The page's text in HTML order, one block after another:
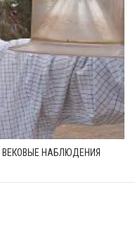
НАБЛЮДЕНИЯ